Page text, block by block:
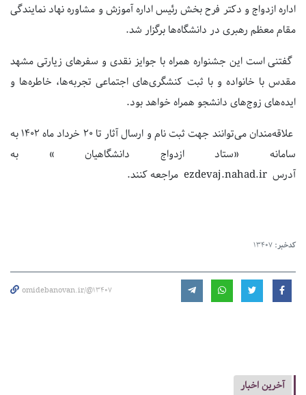
اداره ازدواج و دکتر فرح بخش رئیس اداره آموزش و مشاوره نهاد نمایندگی
مقام معظم رهبری در دانشگاه‌ها برگزار شد.
گفتنی است این جشنواره همراه با جوایز نقدی و سفرهای زیارتی مشهد
مقدس با خانواده و با ثبت کنشگری‌های اجتماعی تجربه‌ها، خاطره‌ها و
ایده‌های زوج‌های دانشجو همراه خواهد بود.
علاقه‌مندان می‌توانند جهت ثبت نام و ارسال آثار تا ۲۰ خرداد ماه ۱۴۰۲ به
سامانه «ستاد ازدواج دانشگاهیان » به
آدرس ezdevaj.nahad.ir مراجعه کنند.
کدخبر: 13407
omidebanovan.ir/@13407
آخرین اخبار